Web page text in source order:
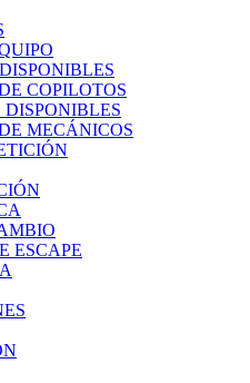
COPILOTOS
MECÁNICOS
ESCAPE